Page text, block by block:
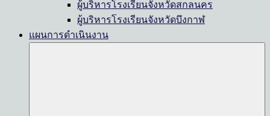
ผู้บริหารโรงเรียนจังหวัดสกลนคร
ผู้บริหารโรงเรียนจังหวัดบึงกาฬ
แผนการดำเนินงาน